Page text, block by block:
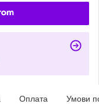
Оплата Умови